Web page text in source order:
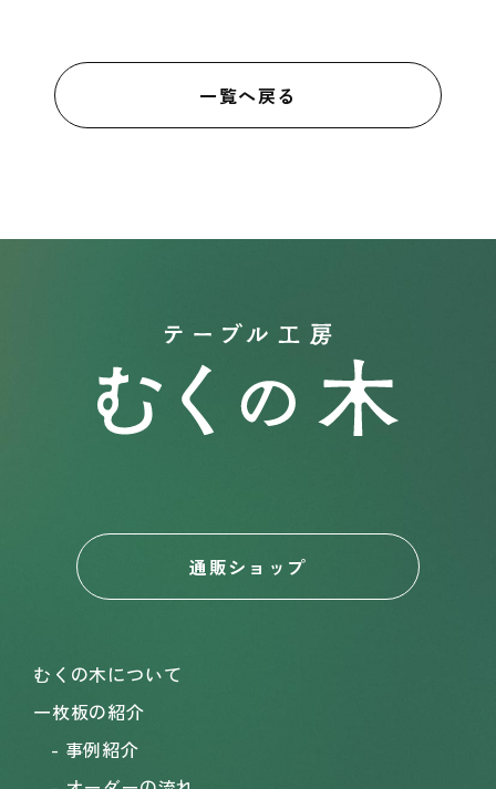
一覧へ戻る
通販ショップ
むくの木について
一枚板の紹介
事例紹介